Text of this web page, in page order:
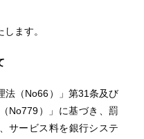
ます。
法（No66）」第31条及び
No779）」に基づき、罰
サービス料を銀行システ